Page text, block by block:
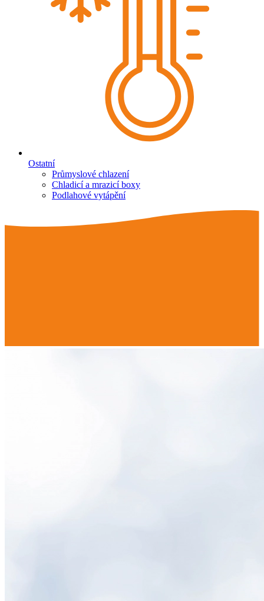
Ostatní
Průmyslové chlazení
Chladicí a mrazicí boxy
Podlahové vytápění